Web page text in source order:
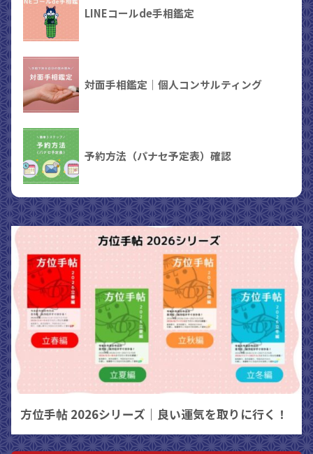
LINEコールde手相鑑定
対面手相鑑定｜個人コンサルティング
予約方法（パナセ予定表）確認
方位手帖 2026シリーズ｜良い運気を取りに行く！